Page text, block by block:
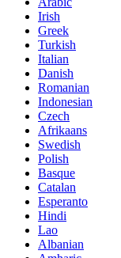
Irish
Greek
Turkish
Italian
Danish
Romanian
Indonesian
Czech
Afrikaans
Swedish
Polish
Basque
Catalan
Esperanto
Hindi
Lao
Albanian